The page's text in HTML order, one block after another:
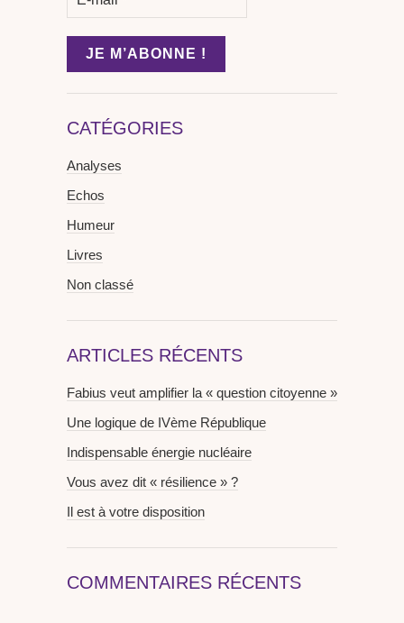
CATÉGORIES
Analyses
Echos
Humeur
Livres
Non classé
ARTICLES RÉCENTS
Fabius veut amplifier la « question citoyenne »
Une logique de IVème République
Indispensable énergie nucléaire
Vous avez dit « résilience » ?
Il est à votre disposition
COMMENTAIRES RÉCENTS